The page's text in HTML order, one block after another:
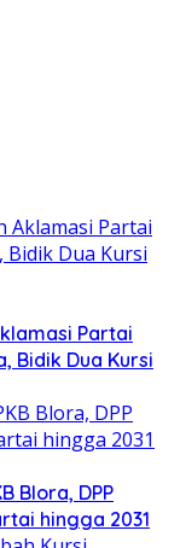
Partai
Bidik Dua Kursi
Blora, DPP
hingga 2031